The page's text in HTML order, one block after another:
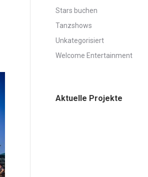
Stars buchen
Tanzshows
Unkategorisiert
Welcome Entertainment
Aktuelle Projekte